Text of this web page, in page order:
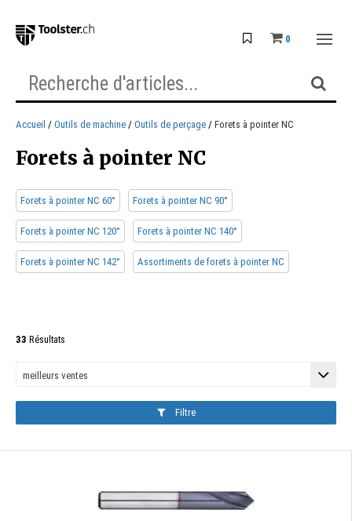
0
Accueil Outils de machine Outils de perçage Forets à pointer NC
Forets à pointer NC
Forets à pointer NC 60° Forets à pointer NC 90°
Forets à pointer NC 120° Forets à pointer NC 140°
Forets à pointer NC 142° Assortiments de forets à pointer NC
33 Résultats
Filtre